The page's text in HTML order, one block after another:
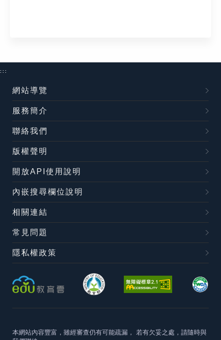
:::
網站導覽
服務簡介
聯絡我們
版權聲明
開放API使用說明
內嵌搜尋欄位說明
相關連結
常見問題
隱私權政策
本網站內容豐富，雖經審查仍有可能疏漏， 若有欠妥之處，請隨時與